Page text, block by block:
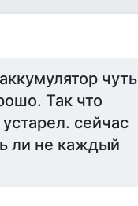
чуть
Так что
сейчас
ли не каждый